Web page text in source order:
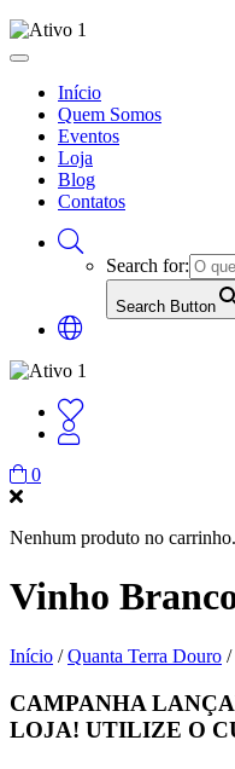
Início
Quem Somos
Eventos
Loja
Blog
Contatos
Search for:
Search Button
0
Nenhum produto no carrinho.
Vinho
Início /Quanta Terra Douro /
CAMPANHA
LOJA! UTILIZE O